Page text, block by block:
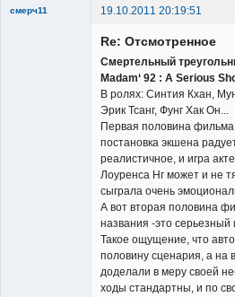
смерч11
19.10.2011 20:19:51
Re: Отсмотренное
Смертельный
Madam‘ 92 : A Serious
В ролях: Синтия Кхан,
Эрик Тсанг, Фунг Хак Он...
Первая половина
постановка экшена
реалистичное, и игра
Лоуренса Нг может и не
сыграла очень
А вот вторая половина
названия -это серьезный
Такое ощущение, что
половину сценария, а на
доделали в меру своей
ходы стандартны, и по